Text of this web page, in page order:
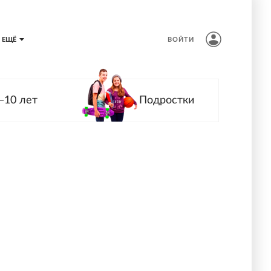
ЕЩЁ ВОЙТИ
лет Подростки